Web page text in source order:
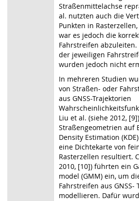
Straßenmittelachse
al. nutzten auch die
Punkten in
war es jedoch die
Fahrstreifen abzuleiten.
der jeweiligen
wurden jedoch nicht
In mehreren Studien
von Straßen- oder
aus GNSS-Trajektorien
Liu et al. (siehe 2012,
Straßengeometrien auf
Density Estimation
eine Dichtekarte von
Rasterzellen resultiert.
2010, [10]) führten ein
model (GMM) ein, um
Fahrstreifen aus GNSS-
modellieren. Dafür